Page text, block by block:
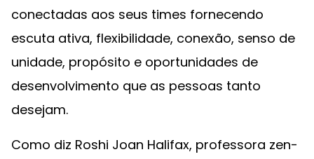
conectadas aos seus times fornecendo
escuta ativa, flexibilidade, conexão, senso de
unidade, propósito e oportunidades de
desenvolvimento que as pessoas tanto
desejam.
Como diz Roshi Joan Halifax, professora zen-